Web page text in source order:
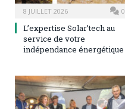
8 JUILLET 2026 0
L’expertise Solar’tech au
service de votre
indépendance énergétique